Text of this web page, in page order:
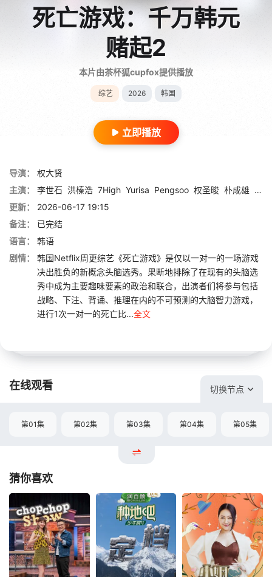
死亡游戏：千万韩元
赌起2
本片由茶杯狐cupfox提供播放
综艺 2026 韩国
立即播放
导演：
权大贤
主演：
李世石 洪榛浩 7High Yurisa Pengsoo 权圣晙 朴成雄 张
更新：
2026-06-17 19:15
备注：
已完结
语言：
韩语
剧情：
韩国Netflix周更综艺《死亡游戏》是仅以一对一的一场游戏
决出胜负的新概念头脑选秀。果断地排除了在现有的头脑选
秀中成为主要趣味要素的政治和联合，出演者们将参与包括
战略、下注、背诵、推理在内的不可预测的大脑智力游戏，
进行1次一对一的死亡比...全文
在线观看 切换节点
第01集 第02集 第03集 第04集 第05集
猜你喜欢